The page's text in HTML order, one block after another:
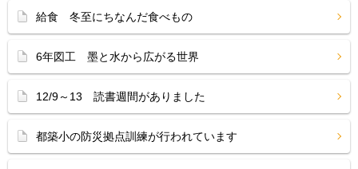
給食 冬至にちなんだ食べもの
6年図工 墨と水から広がる世界
12/9～13 読書週間がありました
都築小の防災拠点訓練が行われています